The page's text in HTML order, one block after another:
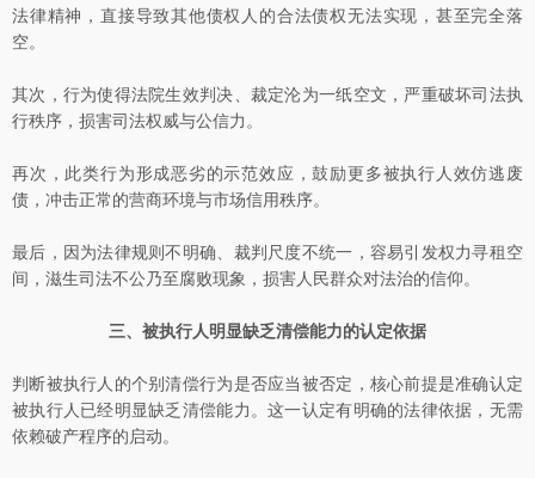
法律精神，直接导致其他债权人的合法债权无法实现，甚至完全落
空。
其次，行为使得法院生效判决、裁定沦为一纸空文，严重破坏司法执
行秩序，损害司法权威与公信力。
再次，此类行为形成恶劣的示范效应，鼓励更多被执行人效仿逃废
债，冲击正常的营商环境与市场信用秩序。
最后，因为法律规则不明确、裁判尺度不统一，容易引发权力寻租空
间，滋生司法不公乃至腐败现象，损害人民群众对法治的信仰。
三、被执行人明显缺乏清偿能力的认定依据
判断被执行人的个别清偿行为是否应当被否定，核心前提是准确认定
被执行人已经明显缺乏清偿能力。这一认定有明确的法律依据，无需
依赖破产程序的启动。